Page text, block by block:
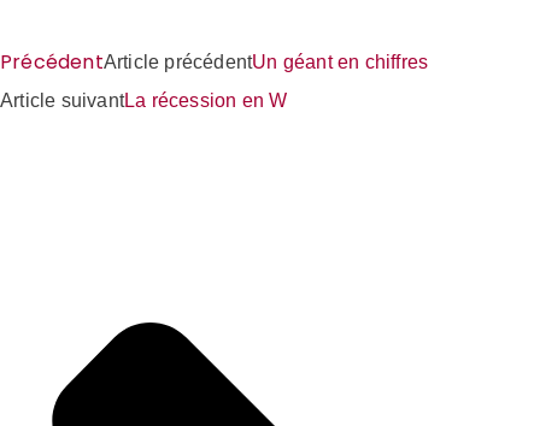
PrécédentArticle précédentUn géant en chiffres
Article suivantLa récession en W